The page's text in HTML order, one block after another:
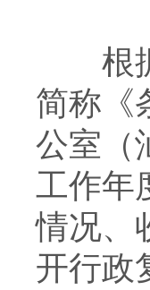
根据
简称《
公室（
工作年
情况、
开行政